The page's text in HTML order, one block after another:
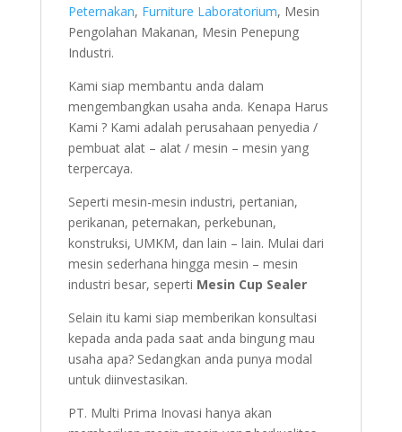
Peternakan, Furniture Laboratorium, Mesin
Pengolahan Makanan, Mesin Penepung
Industri.
Kami siap membantu anda dalam
mengembangkan usaha anda. Kenapa Harus
Kami ? Kami adalah perusahaan penyedia /
pembuat alat – alat / mesin – mesin yang
terpercaya.
Seperti mesin-mesin industri, pertanian,
perikanan, peternakan, perkebunan,
konstruksi, UMKM, dan lain – lain. Mulai dari
mesin sederhana hingga mesin – mesin
industri besar, seperti Mesin Cup Sealer
Selain itu kami siap memberikan konsultasi
kepada anda pada saat anda bingung mau
usaha apa? Sedangkan anda punya modal
untuk diinvestasikan.
PT. Multi Prima Inovasi hanya akan